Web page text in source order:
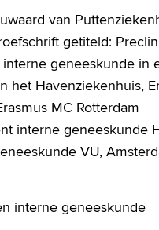
van
getiteld:
geneeskunde in
het Havenziekenhuis,
MC Rotterdam
interne geneeskunde
VU,
interne geneeskunde